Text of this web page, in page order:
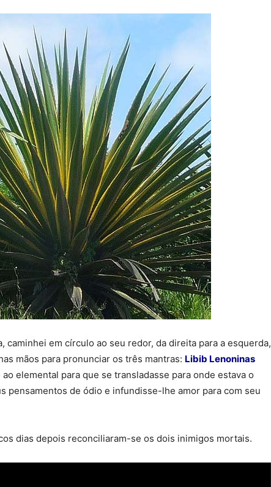
caminhei em círculo ao seu redor, da direita para a esquerda,
mãos para pronunciar os três mantras: Libib Lenoninas
elemental para que se transladasse para onde estava o
pensamentos de ódio e infundisse-lhe amor para com seu
dias depois reconciliaram-se os dois inimigos mortais.